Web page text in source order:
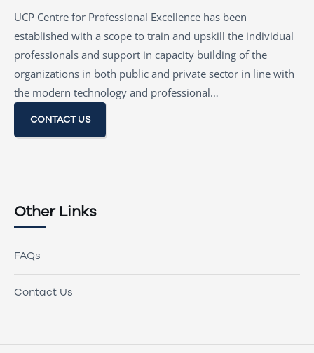
UCP Centre for Professional Excellence has been
established with a scope to train and upskill the individual
professionals and support in capacity building of the
organizations in both public and private sector in line with
the modern technology and professional…
CONTACT US
Other Links
FAQs
Contact Us